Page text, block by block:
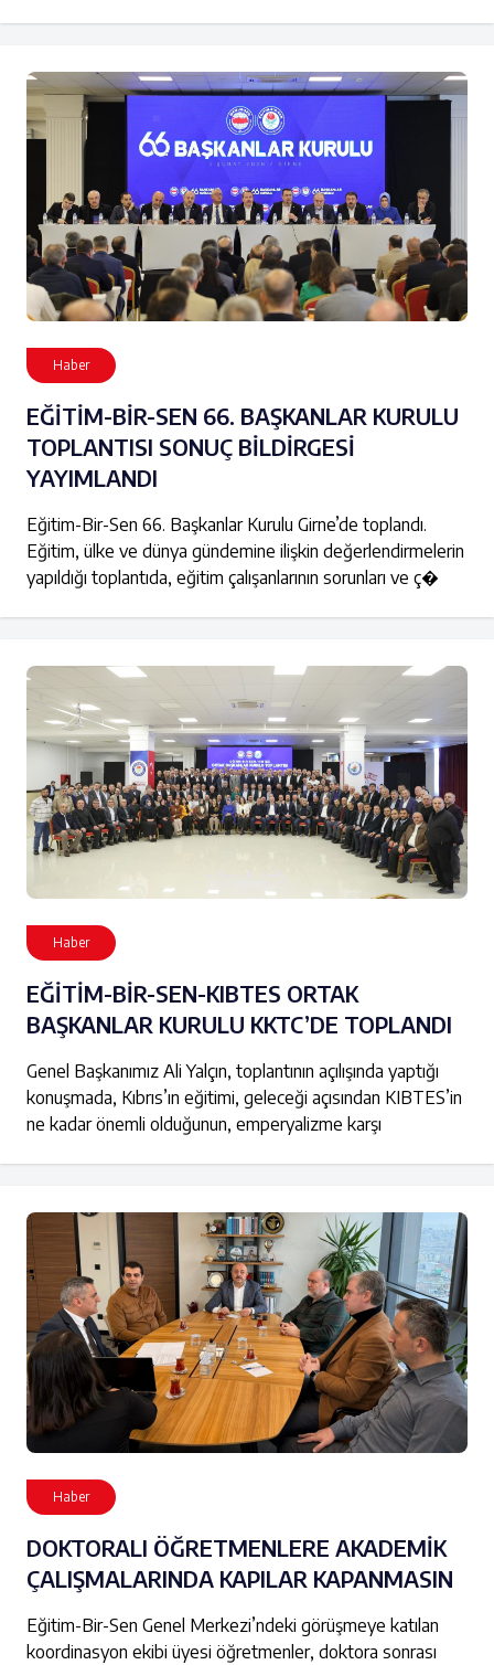
Haber
EĞİTİM-BİR-SEN 66. BAŞKANLAR KURULU
TOPLANTISI SONUÇ BİLDİRGESİ
YAYIMLANDI
Eğitim-Bir-Sen 66. Başkanlar Kurulu Girne’de toplandı.
Eğitim, ülke ve dünya gündemine ilişkin değerlendirmelerin
yapıldığı toplantıda, eğitim çalışanlarının sorunları ve ç�
Haber
EĞİTİM-BİR-SEN-KIBTES ORTAK
BAŞKANLAR KURULU KKTC’DE TOPLANDI
Genel Başkanımız Ali Yalçın, toplantının açılışında yaptığı
konuşmada, Kıbrıs’ın eğitimi, geleceği açısından KIBTES’in
ne kadar önemli olduğunun, emperyalizme karşı
Haber
DOKTORALI ÖĞRETMENLERE AKADEMİK
ÇALIŞMALARINDA KAPILAR KAPANMASIN
Eğitim-Bir-Sen Genel Merkezi’ndeki görüşmeye katılan
koordinasyon ekibi üyesi öğretmenler, doktora sonrası